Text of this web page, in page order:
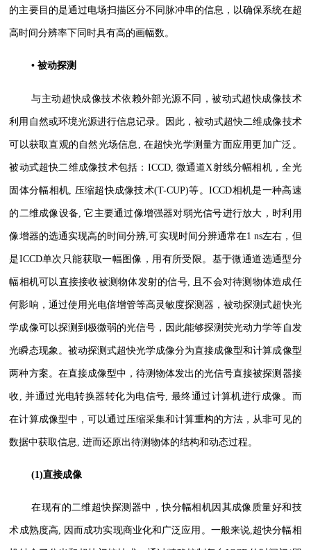
的主要目的是通过电场扫描区分不同脉冲串的信息，以确保系统在超
高时间分辨率下同时具有高的画幅数。
• 被动探测
与主动超快成像技术依赖外部光源不同，被动式超快成像技术
利用自然或环境光源进行信息记录。因此，被动式超快二维成像技术
可以获取直观的自然光场信息, 在超快光学测量方面应用更加广泛。
被动式超快二维成像技术包括：ICCD, 微通道X射线分幅相机，全光
固体分幅相机, 压缩超快成像技术(T-CUP)等。ICCD相机是一种高速
的二维成像设备, 它主要通过像增强器对弱光信号进行放大，时利用
像增器的选通实现高的时间分辨,可实现时间分辨通常在1 ns左右，但
是ICCD单次只能获取一幅图像，用有所受限。基于微通道选通型分
幅相机可以直接接收被测物体发射的信号, 且不会对待测物体造成任
何影响，通过使用光电倍增管等高灵敏度探测器，被动探测式超快光
学成像可以探测到极微弱的光信号，因此能够探测荧光动力学等自发
光瞬态现象。被动探测式超快光学成像分为直接成像型和计算成像型
两种方案。在直接成像型中，待测物体发出的光信号直接被探测器接
收, 并通过光电转换器转化为电信号, 最终通过计算机进行成像。而
在计算成像型中，可以通过压缩采集和计算重构的方法，从非可见的
数据中获取信息, 进而还原出待测物体的结构和动态过程。
(1)直接成像
在现有的二维超快探测器中，快分幅相机因其成像质量好和技
术成熟度高, 因而成功实现商业化和广泛应用。一般来说,超快分幅相